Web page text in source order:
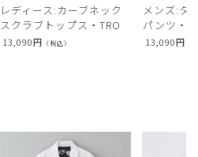
レディース:カーブネック
スクラブトップス・TRO
13,090円 （税込）
メンズ:タ
パンツ・
13,090円